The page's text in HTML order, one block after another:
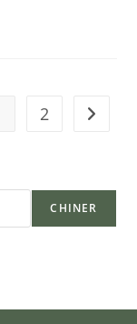
2 Aller à
CHINER